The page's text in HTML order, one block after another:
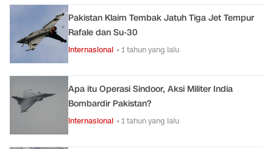
Pakistan Klaim Tembak Jatuh Tiga Jet Tempur
Rafale dan Su-30
Internasional • 1 tahun yang lalu
Apa itu Operasi Sindoor, Aksi Militer India
Bombardir Pakistan?
Internasional • 1 tahun yang lalu